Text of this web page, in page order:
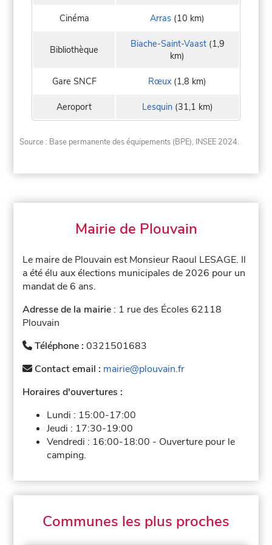
Cinéma Arras (10 km)
Bibliothèque Biache-Saint-Vaast(1,9
km)
Gare SNCF Rœux (1,8 km)
Aeroport Lesquin(31,1 km)
Source : Base permanente des équipements (BPE), INSEE 2024.
Mairie de Plouvain
Le maire de Plouvain est Monsieur Raoul LESAGE. Il
a été élu aux élections municipales de 2026 pour un
mandat de 6 ans.
Adresse de la mairie : 1 rue des Écoles 62118
Plouvain
Téléphone :0321501683
Contact email : mairie@plouvain.fr
Horaires d'ouvertures :
Lundi : 15:00-17:00
Jeudi : 17:30-19:00
Vendredi : 16:00-18:00 - Ouverture pour le
camping.
Communes les plus proches